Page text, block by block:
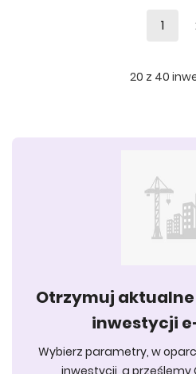
1
20 z 40
Otrzymuj
inwestycji
Wybierz parametry, w
inwestycji, a prześlemy